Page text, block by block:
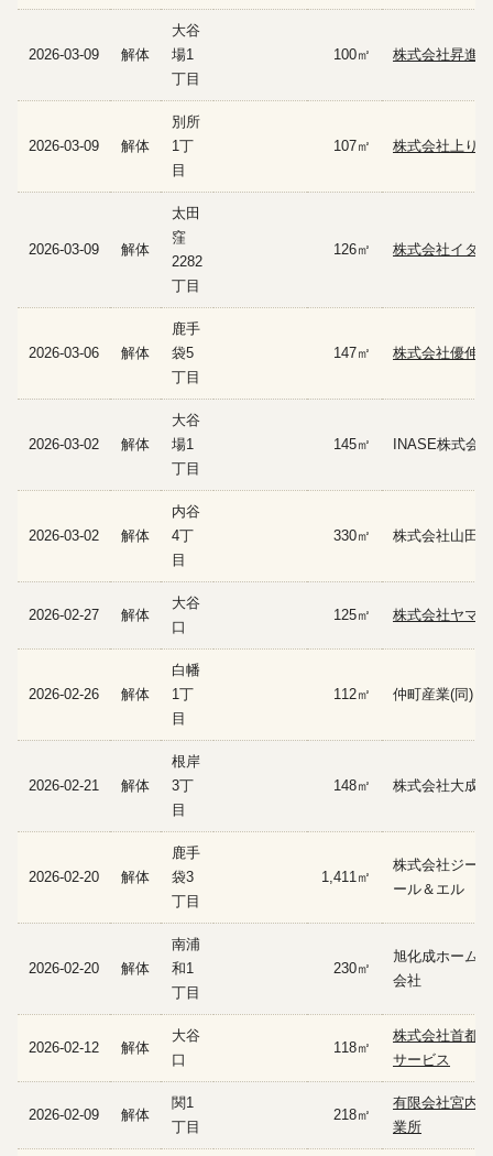
2026-03-09 解体
大谷
場1
丁目
100㎡ 株式会社昇進
2026-03-09 解体
別所
1丁
目
107㎡ 株式会社上り坂
2026-03-09 解体
太田
窪
2282
丁目
126㎡ 株式会社イタ
2026-03-06 解体
鹿手
袋5
丁目
147㎡ 株式会社優伸
2026-03-02 解体
大谷
場1
丁目
145㎡ INASE株式会社
2026-03-02 解体
内谷
4丁
目
330㎡ 株式会社山田
2026-02-27 解体
大谷
口
125㎡ 株式会社ヤマト
2026-02-26 解体
白幡
1丁
目
112㎡ 仲町産業(同)
2026-02-21 解体
根岸
3丁
目
148㎡ 株式会社大成
2026-02-20 解体
鹿手
袋3
丁目
1,411㎡
株式会社ジー
ール＆エル
2026-02-20 解体
南浦
和1
丁目
230㎡
旭化成ホーム
会社
2026-02-12 解体
大谷
口
118㎡
株式会社首都
サービス
2026-02-09 解体
関1
丁目
218㎡
有限会社宮内
業所